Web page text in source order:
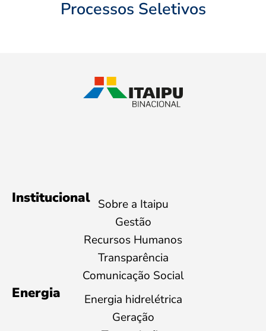
Processos Seletivos
Institucional Sobre a Itaipu
Gestão
Recursos Humanos
Transparência
Comunicação Social
Energia
Energia hidrelétrica
Geração